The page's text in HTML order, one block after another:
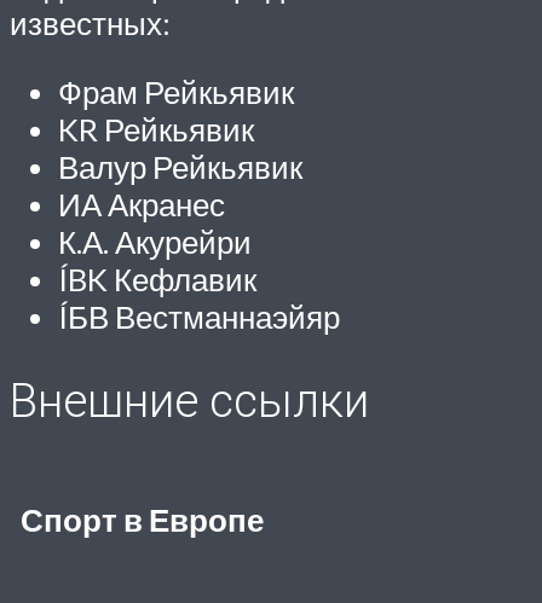
известных:
Фрам Рейкьявик
KR Рейкьявик
Валур Рейкьявик
ИА Акранес
К.А. Акурейри
ÍBK Кефлавик
ÍБВ Вестманнаэйяр
Внешние ссылки
Спорт в Европе